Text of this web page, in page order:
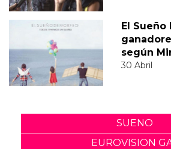
El Sueño
según
30 Abril
SUENO
EUROVISION